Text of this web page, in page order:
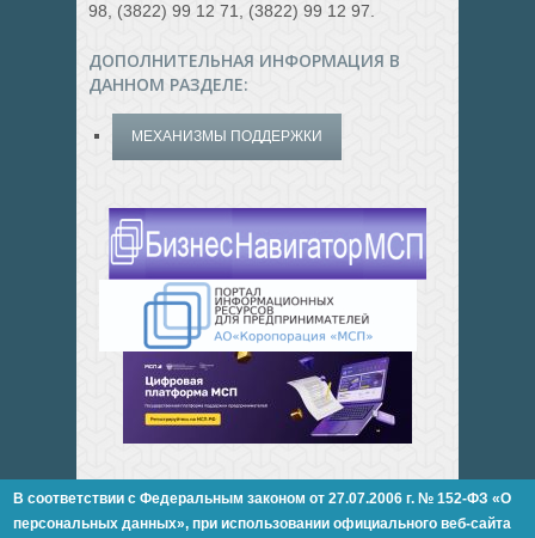
98, (3822) 99 12 71, (3822) 99 12 97.
ДОПОЛНИТЕЛЬНАЯ ИНФОРМАЦИЯ В
ДАННОМ РАЗДЕЛЕ:
МЕХАНИЗМЫ ПОДДЕРЖКИ
В соответствии с Федеральным законом от 27.07.2006 г. № 152-ФЗ «О
персональных данных»,при использовании официального веб-сайта